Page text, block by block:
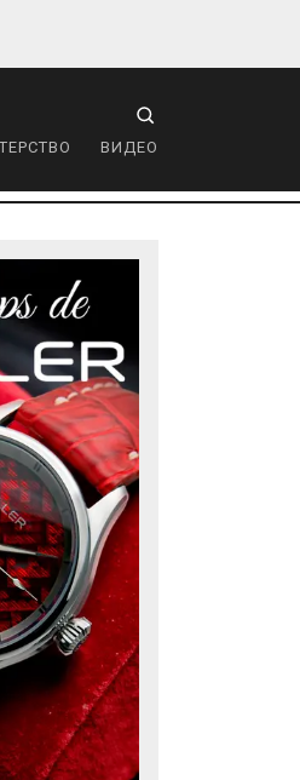
ВИДЕО